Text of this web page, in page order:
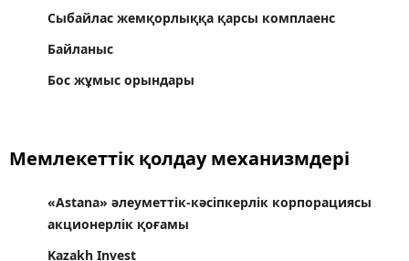
Сыбайлас жемқорлыққа қарсы комплаенс
Байланыс
Бос жұмыс орындары
Мемлекеттік қолдау механизмдері
«Astana» әлеуметтік-кәсіпкерлік корпорациясы
акционерлік қоғамы
Kazakh Invest